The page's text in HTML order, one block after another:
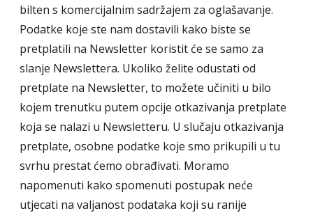
bilten s komercijalnim sadržajem za oglašavanje.
Podatke koje ste nam dostavili kako biste se
pretplatili na Newsletter koristit će se samo za
slanje Newslettera. Ukoliko želite odustati od
pretplate na Newsletter, to možete učiniti u bilo
kojem trenutku putem opcije otkazivanja pretplate
koja se nalazi u Newsletteru. U slučaju otkazivanja
pretplate, osobne podatke koje smo prikupili u tu
svrhu prestat ćemo obrađivati. Moramo
napomenuti kako spomenuti postupak neće
utjecati na valjanost podataka koji su ranije